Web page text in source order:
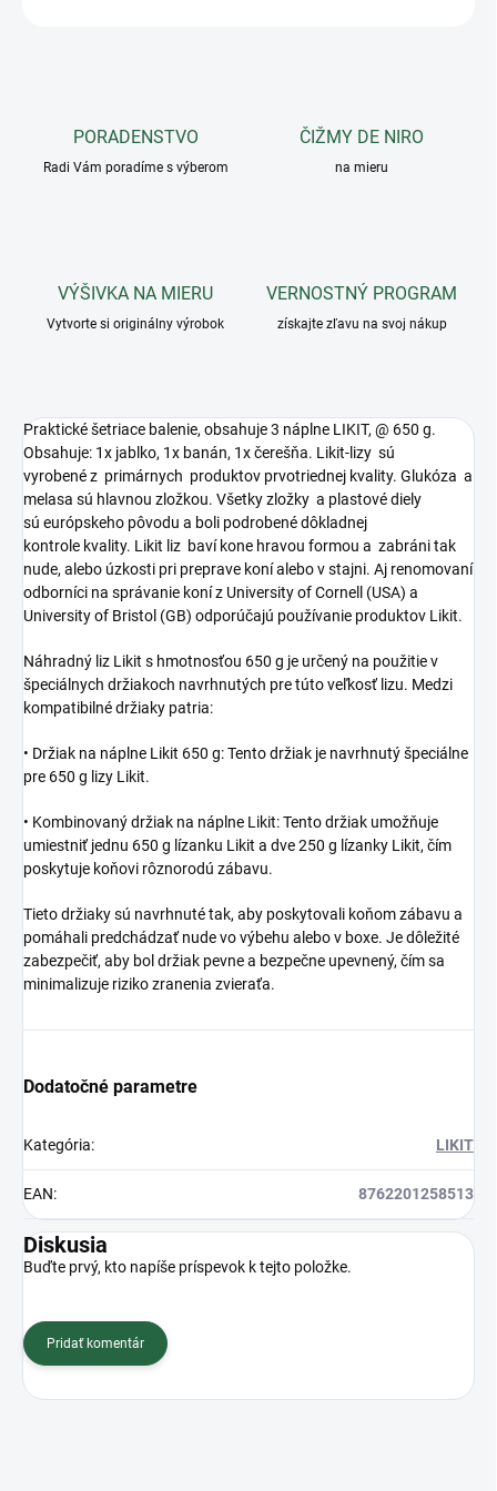
PORADENSTVO
Radi Vám poradíme s výberom
ČIŽMY DE NIRO
na mieru
VÝŠIVKA NA MIERU
Vytvorte si originálny výrobok
VERNOSTNÝ PROGRAM
získajte zľavu na svoj nákup
Praktické šetriace balenie, obsahuje 3 náplne LIKIT, @ 650 g.
Obsahuje: 1x jablko, 1x banán, 1x čerešňa. Likit- lizy sú
vyrobenéz primárnych produktov prvotriednej kvality. Glukóza a
melasa sú hlavnou zložkou. Všetkyzložky a plastovédiely
sú európskeho pôvodu a boli podrobenédôkladnej
kontrole kvality. Likit liz baví kone hravou formou a zabráni tak
nude, alebo úzkosti pri preprave koníalebovstajni. Aj renomovaní
odborníci na správanie koní z University of Cornell (USA) a
University of Bristol (GB) odporúčajú používanie produktov Likit.
Náhradný liz Likit s hmotnosťou 650 g je určený na použitie v
špeciálnych držiakoch navrhnutých pre túto veľkosť lizu. Medzi
kompatibilné držiaky patria:
• Držiak na náplne Likit 650 g: Tento držiak je navrhnutý špeciálne
pre 650 g lizy Likit.
• Kombinovaný držiak na náplne Likit: Tento držiak umožňuje
umiestniť jednu 650 g lízanku Likit a dve 250 g lízanky Likit, čím
poskytuje koňovi rôznorodú zábavu.
Tieto držiaky sú navrhnuté tak, aby poskytovali koňom zábavu a
pomáhali predchádzať nude vo výbehu alebo v boxe. Je dôležité
zabezpečiť, aby bol držiak pevne a bezpečne upevnený, čím sa
minimalizuje riziko zranenia zvieraťa.
Dodatočné parametre
Kategória: LIKIT
EAN: 8762201258513
Diskusia
Buďte prvý, kto napíše príspevok k tejto položke.
Pridať komentár